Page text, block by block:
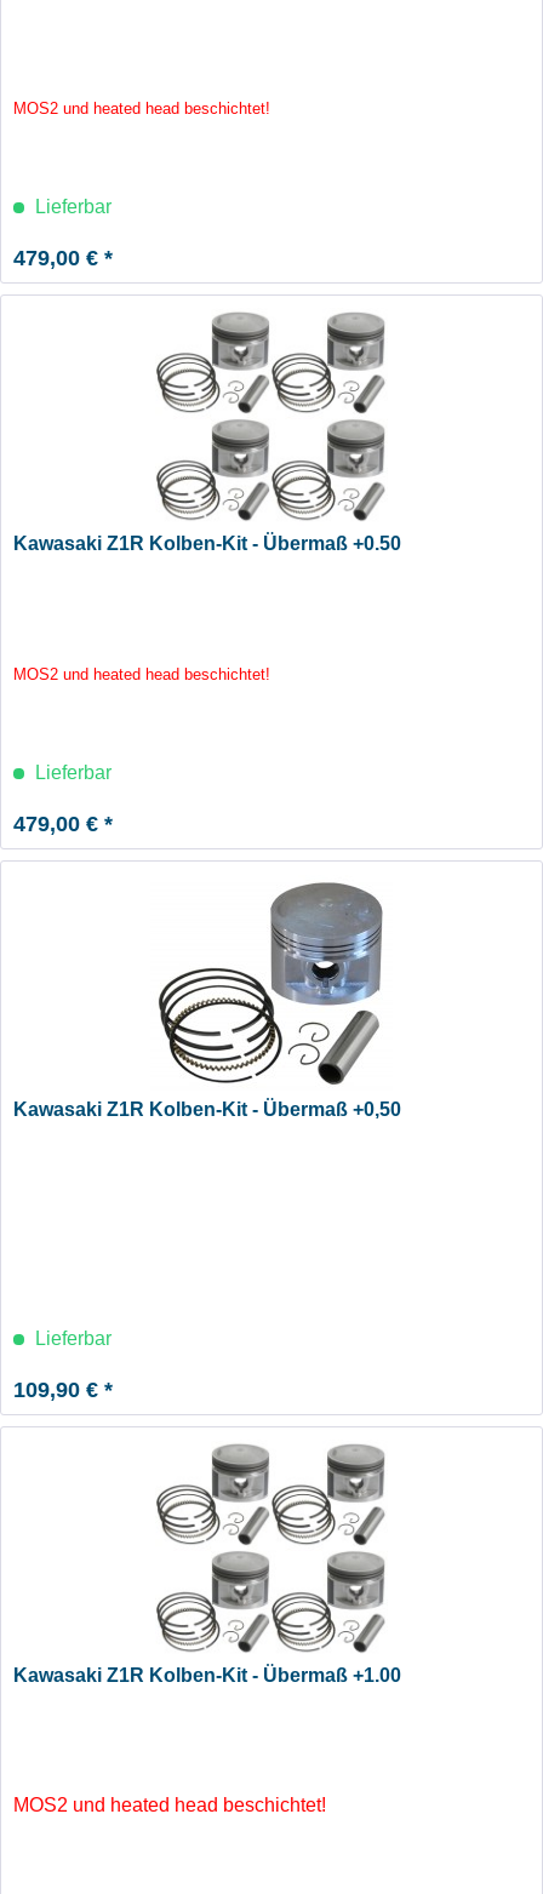
MOS2 und heated head beschichtet!
Lieferbar
479,00 € *
Kawasaki Z1R Kolben-Kit - Übermaß +0.50
MOS2 und heated head beschichtet!
Lieferbar
479,00 € *
Kawasaki Z1R Kolben-Kit - Übermaß +0,50
Lieferbar
109,90 € *
Kawasaki Z1R Kolben-Kit - Übermaß +1.00
MOS2 und heated head beschichtet!